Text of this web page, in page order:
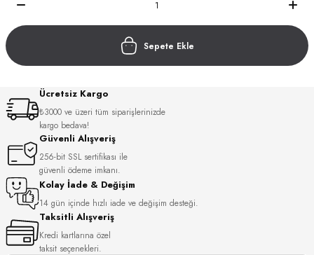
Sepete Ekle
Ücretsiz Kargo
₺3000 ve üzeri tüm siparişlerinizde
kargo bedava!
Güvenli Alışveriş
256-bit SSL sertifikası ile
güvenli ödeme imkanı.
Kolay İade & Değişim
14 gün içinde hızlı iade ve değişim desteği.
Taksitli Alışveriş
Kredi kartlarına özel
taksit seçenekleri.